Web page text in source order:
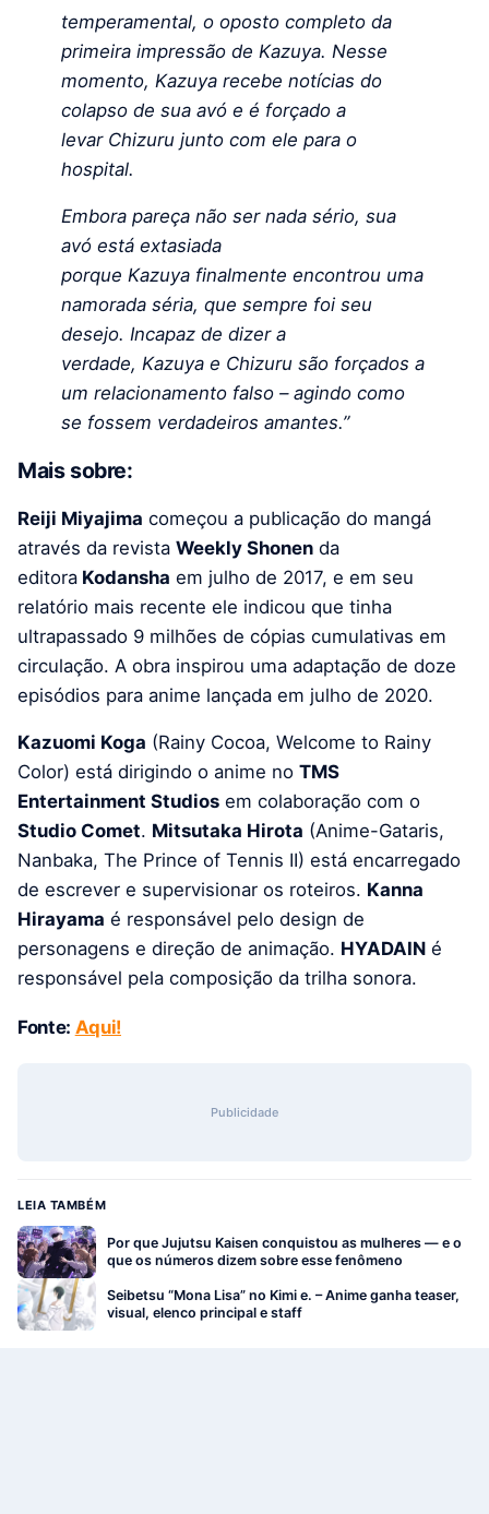
temperamental, o oposto completo da
primeira impressão de Kazuya. Nesse
momento, Kazuya recebe notícias do
colapso de sua avó e é forçado a
levar Chizuru junto com ele para o
hospital.
Embora pareça não ser nada sério, sua
avó está extasiada
porque Kazuya finalmente encontrou uma
namorada séria, que sempre foi seu
desejo. Incapaz de dizer a
verdade, Kazuya e Chizuru são forçados a
um relacionamento falso – agindo como
se fossem verdadeiros amantes.”
Mais sobre:
Reiji Miyajima começou a publicação do mangá
através da revista Weekly Shonen da
editora Kodansha em julho de 2017, e em seu
relatório mais recente ele indicou que tinha
ultrapassado 9 milhões de cópias cumulativas em
circulação. A obra inspirou uma adaptação de doze
episódios para anime lançada em julho de 2020.
Kazuomi Koga (Rainy Cocoa, Welcome to Rainy
Color) está dirigindo o anime no TMS
Entertainment Studios em colaboração com o
Studio Comet. Mitsutaka Hirota (Anime-Gataris,
Nanbaka, The Prince of Tennis II) está encarregado
de escrever e supervisionar os roteiros. Kanna
Hirayama é responsável pelo design de
personagens e direção de animação. HYADAIN é
responsável pela composição da trilha sonora.
Fonte: Aqui!
Publicidade
LEIA TAMBÉM
Por que Jujutsu Kaisen conquistou as mulheres — e o
que os números dizem sobre esse fenômeno
Seibetsu “Mona Lisa” no Kimi e. – Anime ganha teaser,
visual, elenco principal e staff